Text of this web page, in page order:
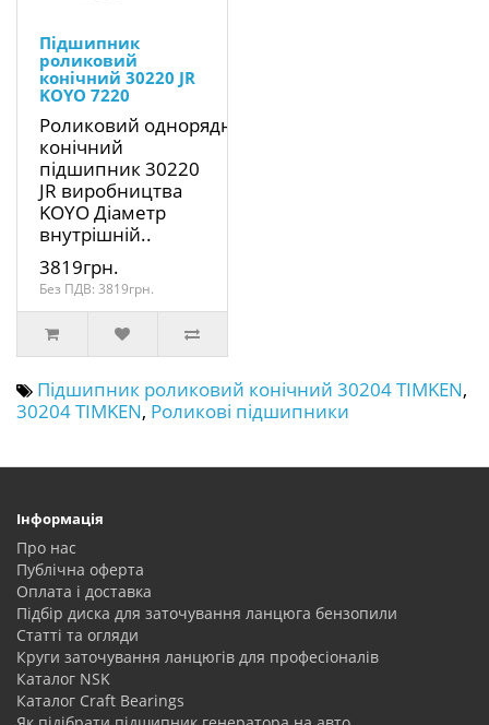
Підшипник
роликовий
конічний 30220 JR
KOYO 7220
Роликовий однорядний
конічний
підшипник 30220
JR виробництва
KOYO Діаметр
внутрішній..
3819грн.
Без ПДВ: 3819грн.
Підшипник роликовий конічний 30204 TIMKEN,
30204 TIMKEN, Роликові підшипники
Інформація
Про нас
Публічна оферта
Оплата і доставка
Підбір диска для заточування ланцюга бензопили
Статті та огляди
Круги заточування ланцюгів для професіоналів
Каталог NSK
Каталог Craft Bearings